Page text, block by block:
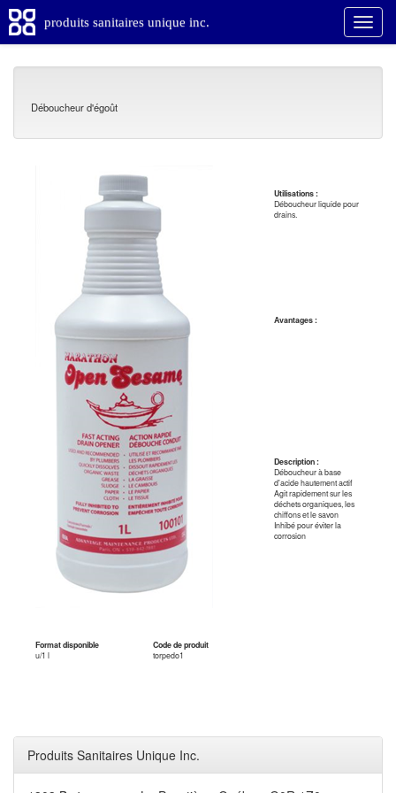
produits sanitaires unique inc.
Déboucheur d'égoût
Format disponible
Code de produit
u/1 l
torpedo1
Utilisations :
Déboucheur liquide pour
drains.
Avantages :
Description :
Déboucheur à base
d'acide hautement actif
Agit rapidement sur les
déchets organiques, les
chiffons et le savon
Inhibé pour éviter la
corrosion
Produits Sanitaires Unique Inc.